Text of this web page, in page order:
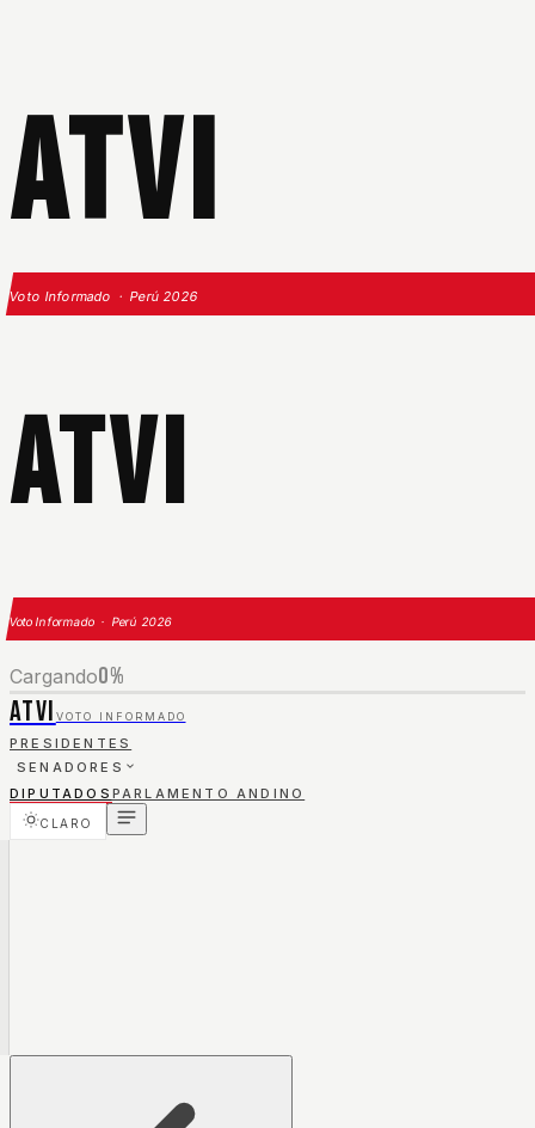
ATVI
Voto Informado · Perú 2026
ATVI
Voto Informado · Perú 2026
Cargando0%
ATVI VOTO INFORMADO
PRESIDENTES
SENADORES
DIPUTADOS PARLAMENTO ANDINO
CLARO